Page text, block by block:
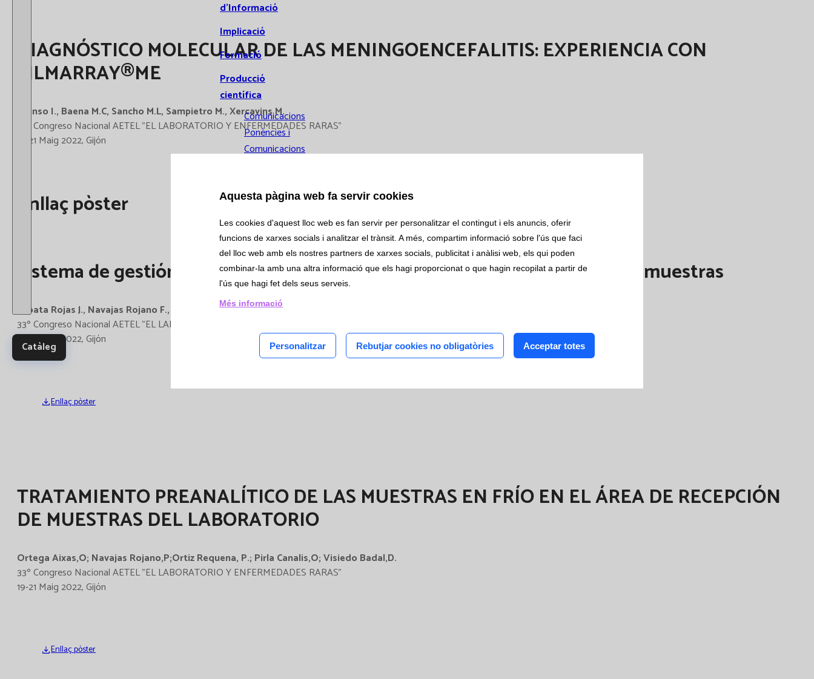
d’Informació
Implicació
Formació
Producció
científica
Comunicacions
Ponències i
Comunicacions
Tesis
Recerca
Assaigs clínics
i Estudis
multicèntrics
Catàleg
DIAGNÓSTICO MOLECULAR DE LAS MENINGOENCEFALITIS: EXPERIENCIA CON
FILMARRAY®ME
Alonso I., Baena M.C, Sancho M.L, Sampietro M., Xercavins M.
33º Congreso Nacional AETEL "EL LABORATORIO Y ENFERMEDADES RARAS"
19-21 Maig 2022, Gijón
Enllaç pòster
Sistema de gestión de tiempo y temperatura de neveras de transporte de muestras
Zapata Rojas J., Navajas Rojano F., Fernández Uriarte A., Visiedo Badal D., López López E. y Pirla Canalis P.
33º Congreso Nacional AETEL "EL LABORATORIO Y ENFERMEDADES RARAS"
19-21 Maig 2022, Gijón
Enllaç pòster
TRATAMIENTO PREANALÍTICO DE LAS MUESTRAS EN FRÍO EN EL ÁREA DE RECEPCIÓN
DE MUESTRAS DEL LABORATORIO
Ortega Aixas,O; Navajas Rojano,P;Ortiz Requena, P.; Pirla Canalis,O; Visiedo Badal,D.
33º Congreso Nacional AETEL "EL LABORATORIO Y ENFERMEDADES RARAS"
19-21 Maig 2022, Gijón
Enllaç pòster
Aquesta pàgina web fa servir cookies
Les cookies d'aquest lloc web es fan servir per personalitzar el contingut i els anuncis, oferir
funcions de xarxes socials i analitzar el trànsit. A més, compartim informació sobre l'ús que faci
del lloc web amb els nostres partners de xarxes socials, publicitat i anàlisi web, els qui poden
combinar-la amb una altra informació que els hagi proporcionat o que hagin recopilat a partir de
l'ús que hagi fet dels seus serveis.
Més informació
Personalitzar Rebutjar cookies no obligatòries Acceptar totes